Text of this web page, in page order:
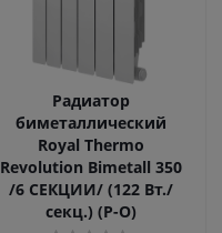
Радиатор
биметаллический
Royal Thermo
Revolution Bimetall 350
/6 СЕКЦИИ/ (122 Вт./
секц.) (Р-О)